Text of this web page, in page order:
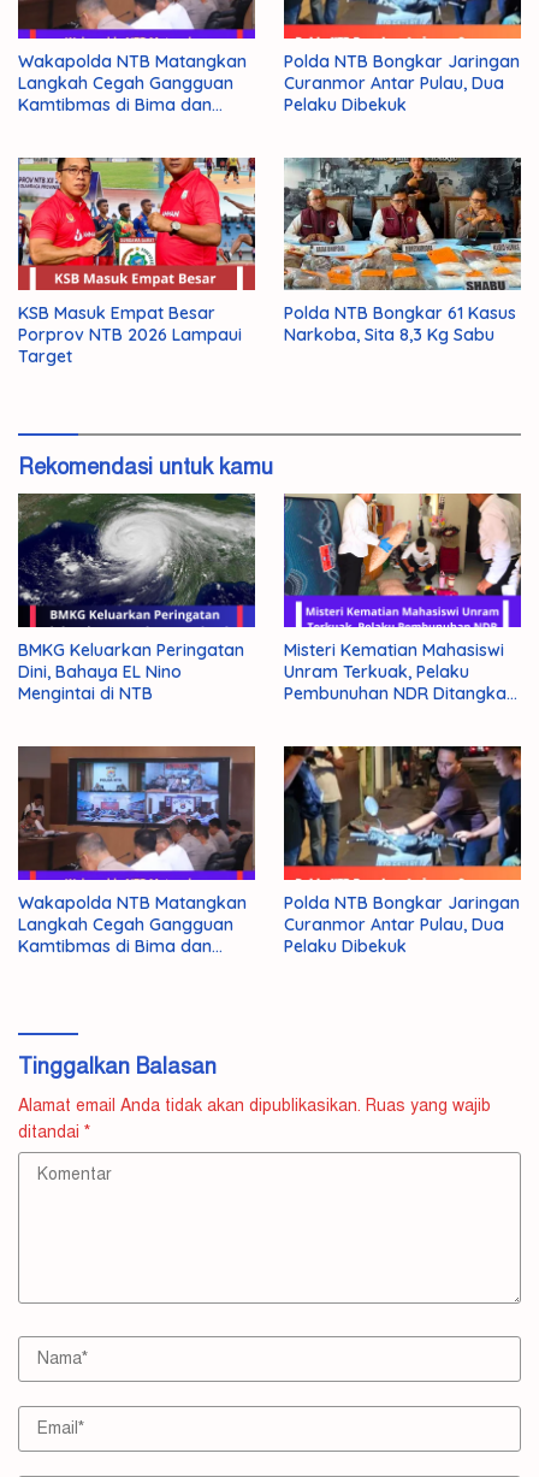
Wakapolda NTB Matangkan
Langkah Cegah Gangguan
Kamtibmas di Bima dan
Polda NTB Bongkar Jaringan
Curanmor Antar Pulau, Dua
Pelaku Dibekuk
KSB Masuk Empat Besar
Porprov NTB 2026 Lampaui
Target
Polda NTB Bongkar 61 Kasus
Narkoba, Sita 8,3 Kg Sabu
Rekomendasi untuk kamu
BMKG Keluarkan Peringatan
Dini, Bahaya EL Nino
Mengintai di NTB
Misteri Kematian Mahasiswi
Unram Terkuak, Pelaku
Pembunuhan NDR Ditangkap
Wakapolda NTB Matangkan
Langkah Cegah Gangguan
Kamtibmas di Bima dan
Polda NTB Bongkar Jaringan
Curanmor Antar Pulau, Dua
Pelaku Dibekuk
Tinggalkan Balasan
Alamat email Anda tidak akan dipublikasikan. Ruas yang wajib
ditandai *